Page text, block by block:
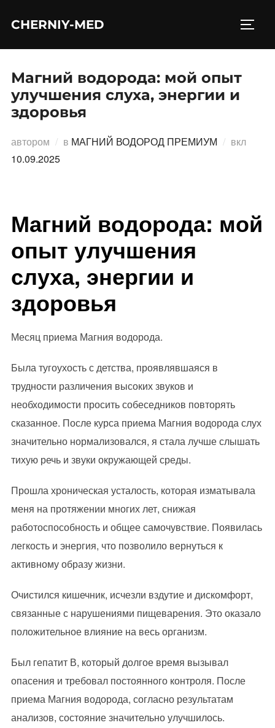
CHERNIY-MED
Магний водорода: мой опыт
улучшения слуха, энергии и
здоровья
автором в МАГНИЙ ВОДОРОД ПРЕМИУМ вкл
10.09.2025
Магний водорода: мой
опыт улучшения
слуха, энергии и
здоровья
Месяц приема Магния водорода.
Была тугоухость с детства, проявлявшаяся в
трудности различения высоких звуков и
необходимости просить собеседников повторять
сказанное. После курса приема Магния водорода слух
значительно нормализовался, я стала лучше слышать
тихую речь и звуки окружающей среды.
Прошла хроническая усталость, которая изматывала
меня на протяжении многих лет, снижая
работоспособность и общее самочувствие. Появилась
легкость и энергия, что позволило вернуться к
активному образу жизни.
Очистился кишечник, исчезли вздутие и дискомфорт,
связанные с нарушениями пищеварения. Это оказало
положительное влияние на весь организм.
Был гепатит В, который долгое время вызывал
опасения и требовал постоянного контроля. После
приема Магния водорода, согласно результатам
анализов, состояние значительно улучшилось.